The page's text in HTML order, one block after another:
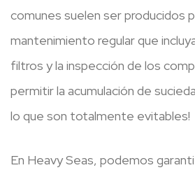
comunes suelen ser producidos
mantenimiento regular que
filtros y la inspección de los
permitir la acumulación de
lo que son totalmente evitables!
En Heavy Seas, podemos